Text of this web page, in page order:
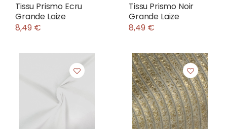
Tissu Prismo Ecru
Grande Laize
8,49 €
Tissu Prismo Noir
Grande Laize
8,49 €